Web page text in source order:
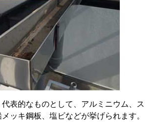
表的なものとして、アルミニウム、ス
ッキ鋼板、塩ビなどが挙げられます。